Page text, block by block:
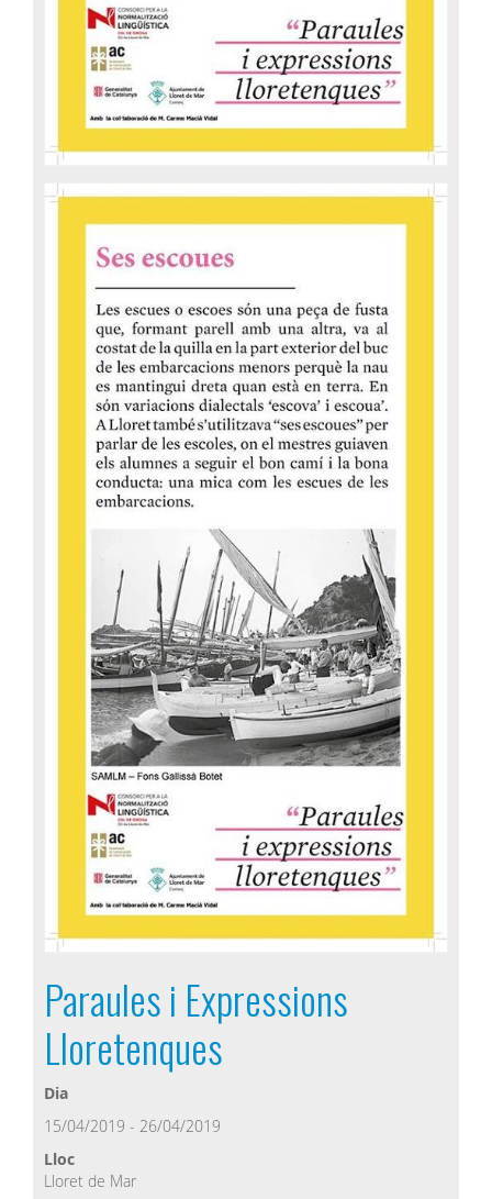
Paraules i Expressions
Lloretenques
Dia
15/04/2019 - 26/04/2019
Lloc
Lloret de Mar